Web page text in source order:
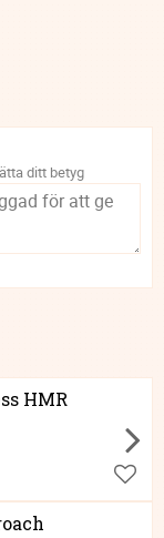
ditt betyg
HMR
Lägg